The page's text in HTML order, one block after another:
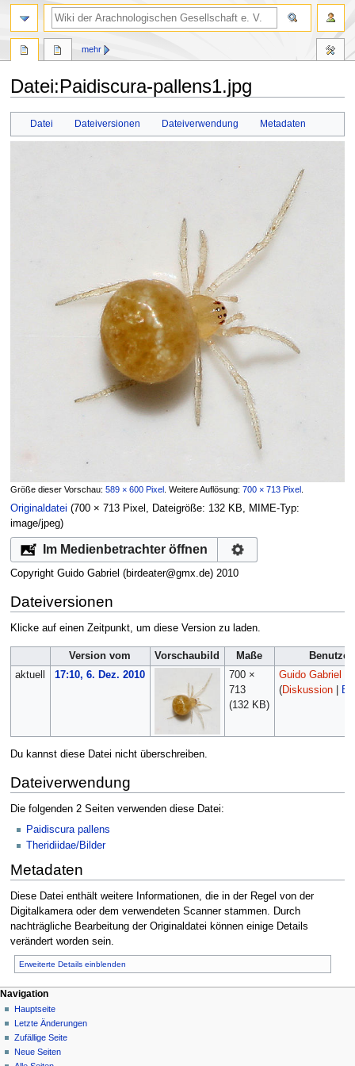
Datei:Paidiscura-pallens1.jpg
Datei Dateiversionen Dateiverwendung Metadaten
Größe dieser Vorschau: 589 × 600 Pixel Weitere Auflösung: 700 × 713 Pixel
Originaldatei (700 × 713 Pixel, Dateigröße: 132 KB, MIME-Typ:
image/jpeg)
Im Medienbetrachter öffnen
Copyright Guido Gabriel (birdeater@gmx.de) 2010
Dateiversionen
Klicke auf einen Zeitpunkt, um diese Version zu laden.
Version vom Vorschaubild Maße
Benutzer
aktuell
17:10, 6. Dez. 2010
700 ×
713
(132 KB)
Guido Gabriel
(Diskussion|
Du kannst diese Datei nicht überschreiben.
Dateiverwendung
Die folgenden 2 Seiten verwenden diese Datei:
Paidiscura pallens
Theridiidae/Bilder
Metadaten
Diese Datei enthält weitere Informationen, die in der Regel von der
Digitalkamera oder dem verwendeten Scanner stammen. Durch
nachträgliche Bearbeitung der Originaldatei können einige Details
verändert worden sein.
Erweiterte Details einblenden
mehr
Navigation
Hauptseite
Letzte Änderungen
Zufällige Seite
Neue Seiten